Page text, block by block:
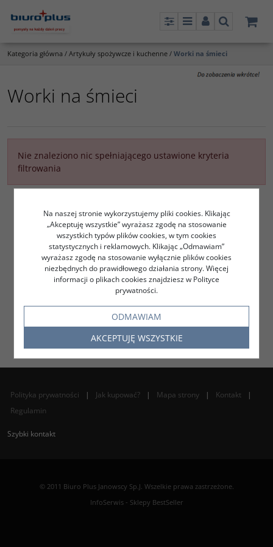
PanelMenuPanelSzukaj
Kategoria główna / Artykuły spożywcze i kuchenne / Worki na śmieci
Worki na śmieci
Nie znaleziono nic spełniającego ustawione kryteria
filtrowania
Polityka prywatności | Jak kupować? | Mapa strony | Kontakt
|
Regulamin
Szybki kontakt
© 2011 Biuro Plus Janowscy Sp.J. Wszelkie prawa zastrzeżone.
InfoSerwis- Sklepy BestSeller
Na naszej stronie wykorzystujemy pliki cookies. Klikając
„Akceptuję wszystkie” wyrażasz zgodę na stosowanie
wszystkich typów plików cookies, w tym cookies
statystycznych i reklamowych. Klikając „Odmawiam”
wyrażasz zgodę na stosowanie wyłącznie plików cookies
niezbędnych do prawidłowego działania strony. Więcej
informacji o plikach cookies znajdziesz w Polityce
prywatności.
ODMAWIAM
AKCEPTUJĘ WSZYSTKIE